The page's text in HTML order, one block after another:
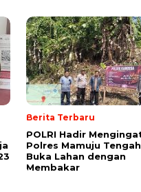
Berita Terbaru
POLRI Hadir
Polres Mamuju
Buka Lahan dengan
Membakar